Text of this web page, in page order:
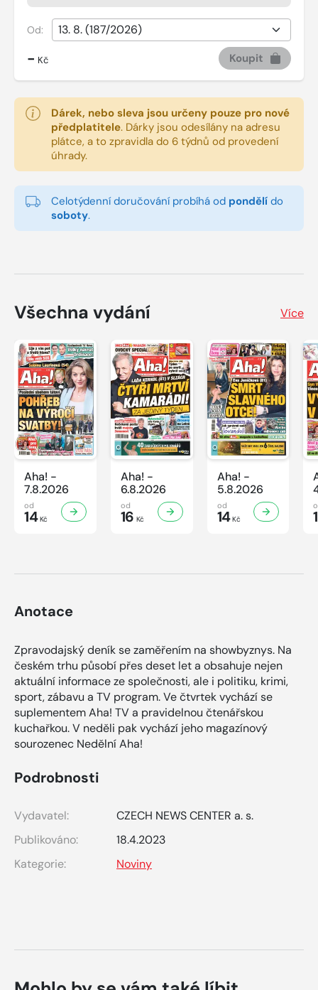
Od:
- Kč Koupit
Dárek, nebo sleva jsou určeny pouze pro nové
předplatitele. Dárky jsou odesílány na adresu
plátce, a to zpravidla do 6 týdnů od provedení
úhrady.
Celotýdenní doručování probíhá od pondělí do
soboty.
Všechna vydání Více
Aha! -
7.8.2026
od
14Kč
Aha! -
6.8.2026
od
16 Kč
Aha! -
5.8.2026
od
14Kč
Anotace
Zpravodajský deník se zaměřením na showbyznys. Na
českém trhu působí přes deset let a obsahuje nejen
aktuální informace ze společnosti, ale i politiku, krimi,
sport, zábavu a TV program. Ve čtvrtek vychází se
suplementem Aha! TV a pravidelnou čtenářskou
kuchařkou. V neděli pak vychází jeho magazínový
sourozenec Nedělní Aha!
Podrobnosti
Vydavatel:
CZECH NEWS CENTER a. s.
Publikováno:
18.4.2023
Kategorie:
Noviny